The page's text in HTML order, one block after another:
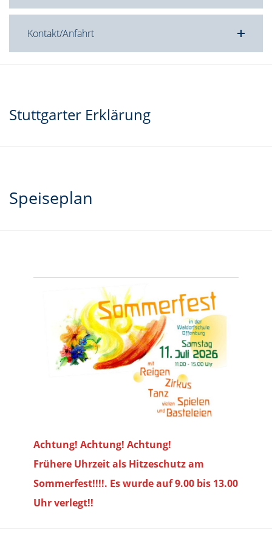
Kontakt/Anfahrt
Stuttgarter Erklärung
Speiseplan
Achtung! Achtung! Achtung!
Frühere Uhrzeit als Hitzeschutz am
Sommerfest!!!!. Es wurde auf 9.00 bis 13.00
Uhr verlegt!!